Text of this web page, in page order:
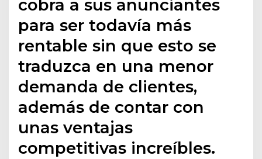
cobra a sus anunciantes
para ser todavía más
rentable sin que esto se
traduzca en una menor
demanda de clientes,
además de contar con
unas ventajas
competitivas increíbles.